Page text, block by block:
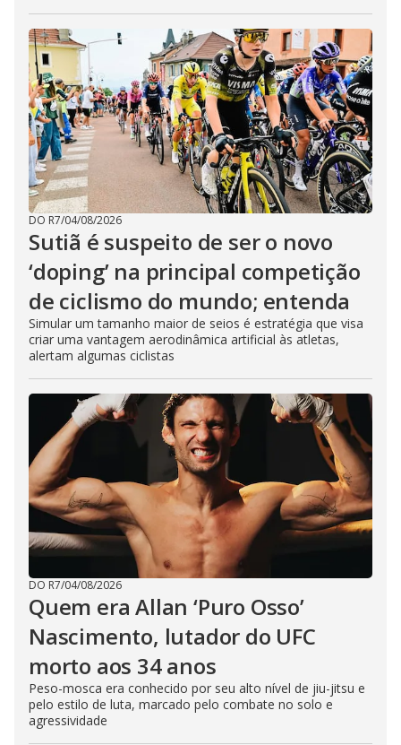
DO R7/04/08/2026
Sutiã é suspeito de ser o novo
‘doping’ na principal competição
de ciclismo do mundo; entenda
Simular um tamanho maior de seios é estratégia que visa
criar uma vantagem aerodinâmica artificial às atletas,
alertam algumas ciclistas
DO R7/04/08/2026
Quem era Allan ‘Puro Osso’
Nascimento, lutador do UFC
morto aos 34 anos
Peso-mosca era conhecido por seu alto nível de jiu-jitsu e
pelo estilo de luta, marcado pelo combate no solo e
agressividade